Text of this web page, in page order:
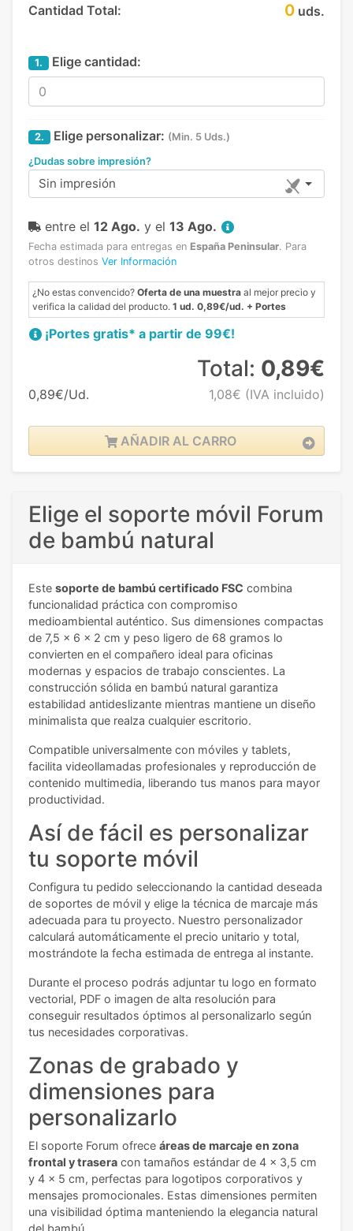
Cantidad Total: 0 uds.
1. Elige cantidad:
2. Elige personalizar: (Min. 5 Uds.)
¿Dudas sobre impresión?
Sin impresión
entre el 12 Ago. y el 13 Ago.
Fecha estimada para entregas en España Peninsular. Para
otros destinos Ver Información
¿No estas convencido? Oferta de una muestra al mejor precio y
verifica la calidad del producto. 1 ud. 0,89€/ud. + Portes
¡Portes gratis* a partir de 99€!
0,89€/Ud.
Total: 0,89€
1,08€ (IVA incluido)
AÑADIR AL CARRO
Elige el soporte móvil Forum
de bambú natural
Este soporte de bambú certificado FSC combina
funcionalidad práctica con compromiso
medioambiental auténtico. Sus dimensiones compactas
de 7,5 x 6 x 2 cm y peso ligero de 68 gramos lo
convierten en el compañero ideal para oficinas
modernas y espacios de trabajo conscientes. La
construcción sólida en bambú natural garantiza
estabilidad antideslizante mientras mantiene un diseño
minimalista que realza cualquier escritorio.
Compatible universalmente con móviles y tablets,
facilita videollamadas profesionales y reproducción de
contenido multimedia, liberando tus manos para mayor
productividad.
Así de fácil es personalizar
tu soporte móvil
Configura tu pedido seleccionando la cantidad deseada
de soportes de móvil y elige la técnica de marcaje más
adecuada para tu proyecto. Nuestro personalizador
calculará automáticamente el precio unitario y total,
mostrándote la fecha estimada de entrega al instante.
Durante el proceso podrás adjuntar tu logo en formato
vectorial, PDF o imagen de alta resolución para
conseguir resultados óptimos al personalizarlo según
tus necesidades corporativas.
Zonas de grabado y
dimensiones para
personalizarlo
El soporte Forum ofrece áreas de marcaje en zona
frontal y trasera con tamaños estándar de 4 x 3,5 cm
y 4 x 5 cm, perfectas para logotipos corporativos y
mensajes promocionales. Estas dimensiones permiten
una visibilidad óptima manteniendo la elegancia natural